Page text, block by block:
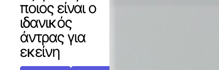
ποιος είναι ο
ιδανικός
άντρας για
εκείνη